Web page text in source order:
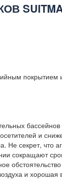
покрытием
и
Не секрет, что
сокращают
и хорошая